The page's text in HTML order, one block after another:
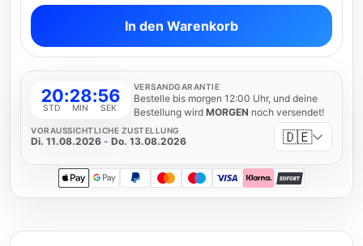
In den Warenkorb
20
STD
:28
MIN
:56
SEK
VERSANDGARANTIE
Bestelle bis morgen 12:00 Uhr, und deine
Bestellung wird MORGEN noch versendet!
VORAUSSICHTLICHE ZUSTELLUNG
Di. 11.08.2026 - Do. 13.08.2026 🇩🇪
Apple PayGoogle Pay
PayPalMastercardMaestro
Visa KlarnaSOFORT